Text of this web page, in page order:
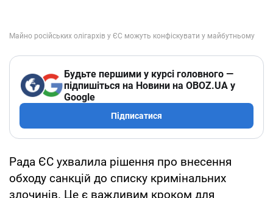
Будьте першими у курсі головного —
підпишіться на Новини на OBOZ.UA у
Google
Підписатися
Рада ЄС ухвалила рішення про внесення
обходу санкцій до списку кримінальних
злочинів. Це є важливим кроком для